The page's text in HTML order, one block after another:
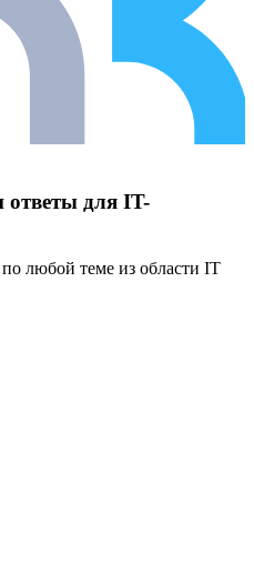
для IT-
любой теме из области IT